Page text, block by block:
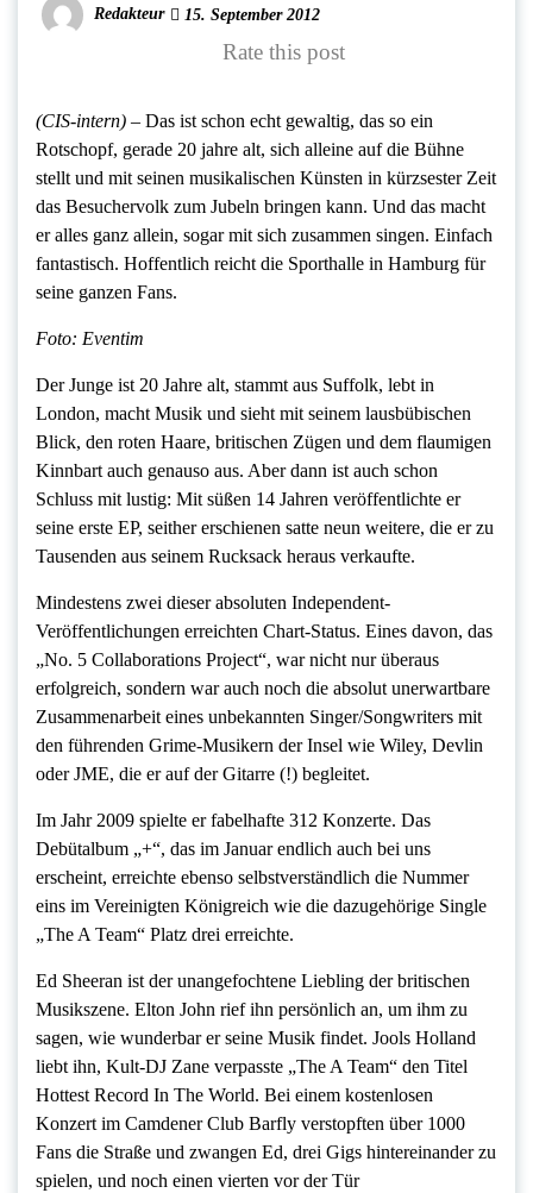
Redakteur 15. September 2012
Rate this post
(CIS-intern) – Das ist schon echt gewaltig, das so ein
Rotschopf, gerade 20 jahre alt, sich alleine auf die Bühne
stellt und mit seinen musikalischen Künsten in kürzsester Zeit
das Besuchervolk zum Jubeln bringen kann. Und das macht
er alles ganz allein, sogar mit sich zusammen singen. Einfach
fantastisch. Hoffentlich reicht die Sporthalle in Hamburg für
seine ganzen Fans.
Foto: Eventim
Der Junge ist 20 Jahre alt, stammt aus Suffolk, lebt in
London, macht Musik und sieht mit seinem lausbübischen
Blick, den roten Haare, britischen Zügen und dem flaumigen
Kinnbart auch genauso aus. Aber dann ist auch schon
Schluss mit lustig: Mit süßen 14 Jahren veröffentlichte er
seine erste EP, seither erschienen satte neun weitere, die er zu
Tausenden aus seinem Rucksack heraus verkaufte.
Mindestens zwei dieser absoluten Independent-
Veröffentlichungen erreichten Chart-Status. Eines davon, das
„No. 5 Collaborations Project“, war nicht nur überaus
erfolgreich, sondern war auch noch die absolut unerwartbare
Zusammenarbeit eines unbekannten Singer/Songwriters mit
den führenden Grime-Musikern der Insel wie Wiley, Devlin
oder JME, die er auf der Gitarre (!) begleitet.
Im Jahr 2009 spielte er fabelhafte 312 Konzerte. Das
Debütalbum „+“, das im Januar endlich auch bei uns
erscheint, erreichte ebenso selbstverständlich die Nummer
eins im Vereinigten Königreich wie die dazugehörige Single
„The A Team“ Platz drei erreichte.
Ed Sheeran ist der unangefochtene Liebling der britischen
Musikszene. Elton John rief ihn persönlich an, um ihm zu
sagen, wie wunderbar er seine Musik findet. Jools Holland
liebt ihn, Kult-DJ Zane verpasste „The A Team“ den Titel
Hottest Record In The World. Bei einem kostenlosen
Konzert im Camdener Club Barfly verstopften über 1000
Fans die Straße und zwangen Ed, drei Gigs hintereinander zu
spielen, und noch einen vierten vor der Tür